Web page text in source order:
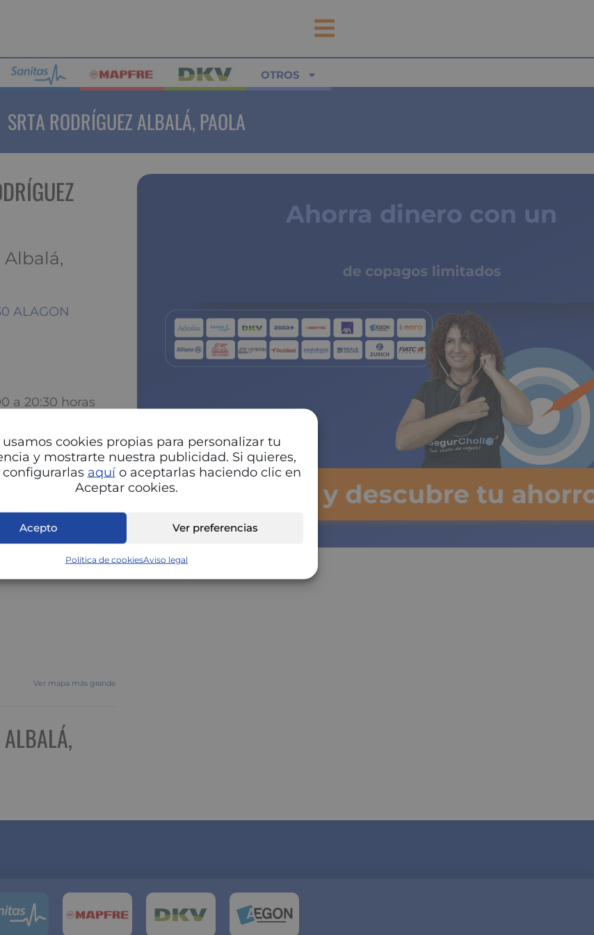
usamos cookies propias para personalizar tu
y mostrarte nuestra publicidad. Si quieres,
aquío aceptarlas haciendo clic en
Aceptar cookies.
Acepto Ver preferencias
Política de cookiesAviso legal
OTROS
SRTA RODRÍGUEZ ALBALÁ, PAOLA
ALAGON
a 20:30 horas
Ver mapa más grande
Ahorra dinero con un
de copagos limitados
Pulsa y descubre tu